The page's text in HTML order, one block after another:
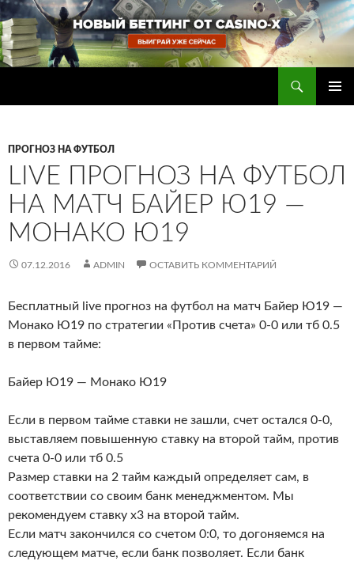
Перейти
к
содержимому
ПРОГНОЗ НА ФУТБОЛ
LIVE ПРОГНОЗ НА ФУТБОЛ
НА МАТЧ БАЙЕР Ю19 —
МОНАКО Ю19
07.12.2016 ADMIN ОСТАВИТЬ КОММЕНТАРИЙ
Бесплатный live прогноз на футбол на матч Байер Ю19 —
Монако Ю19 по стратегии «Против счета» 0-0 или тб 0.5
в первом тайме:
Байер Ю19 — Монако Ю19
Если в первом тайме ставки не зашли, счет остался 0-0,
выставляем повышенную ставку на второй тайм, против
счета 0-0 или тб 0.5
Размер ставки на 2 тайм каждый определяет сам, в
соответствии со своим банк менеджментом. Мы
рекомендуем ставку х3 на второй тайм.
Если матч закончился со счетом 0:0, то догоняемся на
следующем матче, если банк позволяет. Если банк